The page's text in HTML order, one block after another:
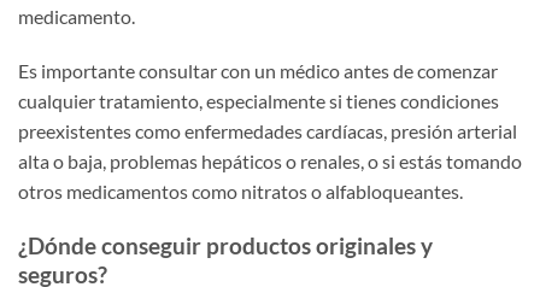
medicamento.
Es importante consultar con un médico antes de comenzar
cualquier tratamiento, especialmente si tienes condiciones
preexistentes como enfermedades cardíacas, presión arterial
alta o baja, problemas hepáticos o renales, o si estás tomando
otros medicamentos como nitratos o alfabloqueantes.
¿Dónde conseguir productos originales y
seguros?